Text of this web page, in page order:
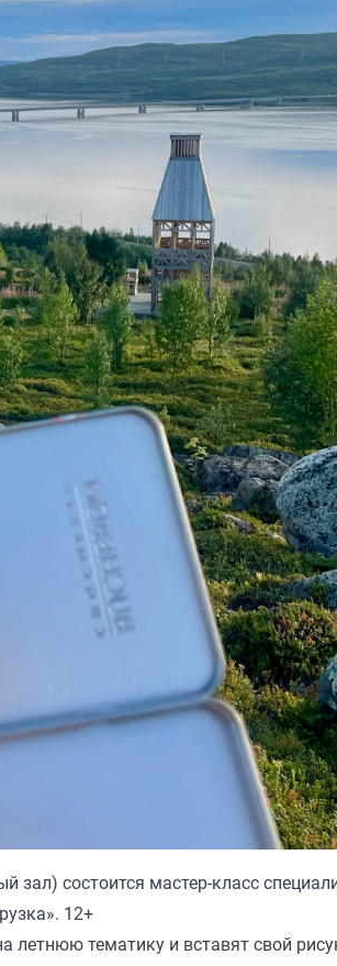
зал) состоится мастер-класс
12+
летнюю тематику и вставят свой